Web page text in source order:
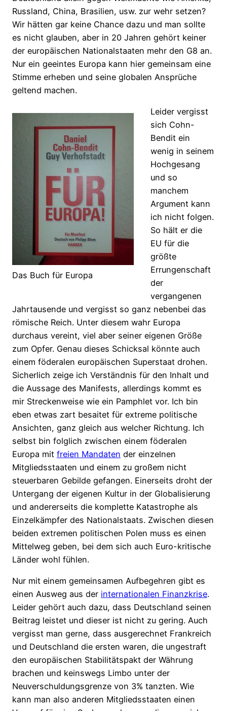
Russland, China, Brasilien, usw. zur wehr setzen?
Wir hätten gar keine Chance dazu und man sollte
es nicht glauben, aber in 20 Jahren gehört keiner
der europäischen Nationalstaaten mehr den G8 an.
Nur ein geeintes Europa kann hier gemeinsam eine
Stimme erheben und seine globalen Ansprüche
geltend machen.
Das Buch für Europa
Leider vergisst
sich Cohn-
Bendit ein
wenig in seinem
Hochgesang
und so
manchem
Argument kann
ich nicht folgen.
So hält er die
EU für die
größte
Errungenschaft
der
vergangenen
Jahrtausende und vergisst so ganz nebenbei das
römische Reich. Unter diesem wahr Europa
durchaus vereint, viel aber seiner eigenen Größe
zum Opfer. Genau dieses Schicksal könnte auch
einem föderalen europäischen Superstaat drohen.
Sicherlich zeige ich Verständnis für den Inhalt und
die Aussage des Manifests, allerdings kommt es
mir Streckenweise wie ein Pamphlet vor. Ich bin
eben etwas zart besaitet für extreme politische
Ansichten, ganz gleich aus welcher Richtung. Ich
selbst bin folglich zwischen einem föderalen
Europa mit freien Mandaten der einzelnen
Mitgliedsstaaten und einem zu großem nicht
steuerbaren Gebilde gefangen. Einerseits droht der
Untergang der eigenen Kultur in der Globalisierung
und andererseits die komplette Katastrophe als
Einzelkämpfer des Nationalstaats. Zwischen diesen
beiden extremen politischen Polen muss es einen
Mittelweg geben, bei dem sich auch Euro-kritische
Länder wohl fühlen.
Nur mit einem gemeinsamen Aufbegehren gibt es
einen Ausweg aus der internationalen Finanzkrise.
Leider gehört auch dazu, dass Deutschland seinen
Beitrag leistet und dieser ist nicht zu gering. Auch
vergisst man gerne, dass ausgerechnet Frankreich
und Deutschland die ersten waren, die ungestraft
den europäischen Stabilitätspakt der Währung
brachen und keinswegs Limbo unter der
Neuverschuldungsgrenze von 3% tanzten. Wie
kann man also anderen Mitgliedsstaaten einen